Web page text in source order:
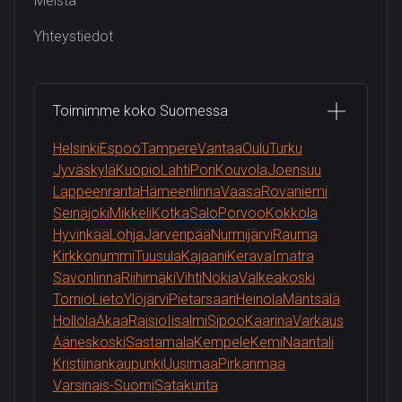
Yhteystiedot
Toimimme koko Suomessa
HelsinkiEspooTampereVantaaOuluTurku
JyväskyläKuopioLahtiPoriKouvolaJoensuu
LappeenrantaHämeenlinnaVaasaRovaniemi
SeinäjokiMikkeliKotkaSaloPorvooKokkola
HyvinkääLohjaJärvenpääNurmijärviRauma
KirkkonummiTuusulaKajaaniKeravaImatra
SavonlinnaRiihimäkiVihtiNokiaValkeakoski
TornioLietoYlöjärviPietarsaariHeinolaMäntsälä
HollolaAkaaRaisio IisalmiSipooKaarinaVarkaus
ÄäneskoskiSastamalaKempeleKemiNaantali
KristiinankaupunkiUusimaaPirkanmaa
Varsinais-SuomiSatakunta